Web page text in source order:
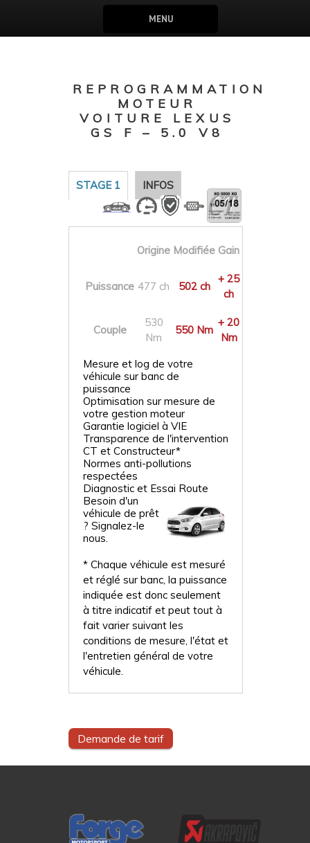
MENU
REPROGRAMMATION
MOTEUR
VOITURE LEXUS
GS F – 5.0 V8
STAGE 1 INFOS
Origine Modifiée Gain
Puissance 477 ch 502 ch
+ 25
ch
Couple
530
Nm
550 Nm
+ 20
Nm
Mesure et log de votre
véhicule sur banc de
puissance
Optimisation sur mesure de
votre gestion moteur
Garantie logiciel à VIE
Transparence de l'intervention
CT et Constructeur*
Normes anti-pollutions
respectées
Diagnostic et Essai Route
Besoin d'un
véhicule de prêt
? Signalez-le
nous.
* Chaque véhicule est mesuré
et réglé sur banc, la puissance
indiquée est donc seulement
à titre indicatif et peut tout à
fait varier suivant les
conditions de mesure, l'état et
l'entretien général de votre
véhicule.
Demande de tarif